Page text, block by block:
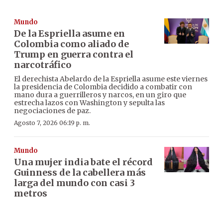
Mundo
De la Espriella asume en
Colombia como aliado de
Trump en guerra contra el
narcotráfico
El derechista Abelardo de la Espriella asume este viernes
la presidencia de Colombia decidido a combatir con
mano dura a guerrilleros y narcos, en un giro que
estrecha lazos con Washington y sepulta las
negociaciones de paz.
Agosto 7, 2026 06:19 p. m.
Mundo
Una mujer india bate el récord
Guinness de la cabellera más
larga del mundo con casi 3
metros